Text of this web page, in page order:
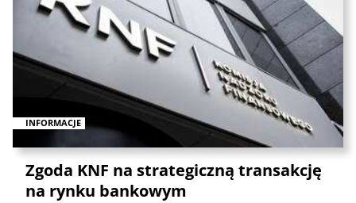
INFORMACJE
Zgoda KNF na strategiczną transakcję
na rynku bankowym